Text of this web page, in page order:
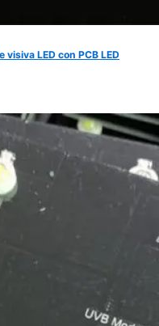
LED con PCB LED